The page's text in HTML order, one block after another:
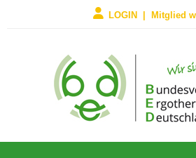
LOGIN | Mitglied